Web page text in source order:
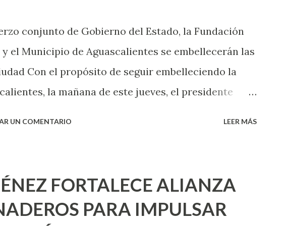
con experiencia te dirá, siempre es mejor
son suficientemen...
conjunto de Gobierno del Estado, la Fundación
el Municipio de Aguascalientes se embellecerán las
Con el propósito de seguir embelleciendo la
la mañana de este jueves, el presidente
Corazón Urbano y el Municipio capital. Leo
que en este programa se usarán cerca de 90 mil
de pintura, para dar inicio en la calle Nieto, entre
UN COMENTARIO LEER MÁS
FORTALECE ALIANZA
PARA IMPULSAR